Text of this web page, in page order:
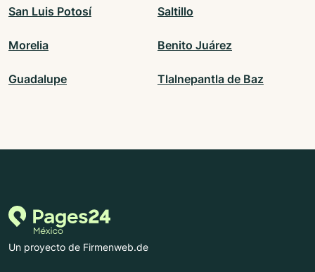
San Luis Potosí Saltillo
Morelia Benito Juárez
Guadalupe Tlalnepantla de Baz
Un proyecto de Firmenweb.de